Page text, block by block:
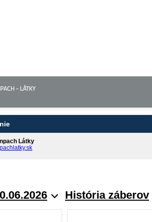
- LÁTKY
Látky
História záberov